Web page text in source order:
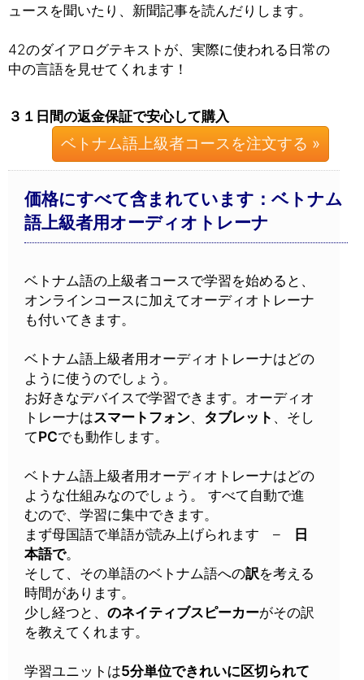
ュースを聞いたり、新聞記事を読んだりします。
42のダイアログテキストが、実際に使われる日常の
中の言語を見せてくれます！
３１日間の返金保証で安心して購入
ベトナム語上級者コースを注文する »
価格にすべて含まれています：ベトナム
語上級者用オーディオトレーナ
ベトナム語の上級者コースで学習を始めると、
オンラインコースに加えてオーディオトレーナ
も付いてきます。
ベトナム語上級者用オーディオトレーナはどの
ように使うのでしょう。
お好きなデバイスで学習できます。オーディオ
トレーナはスマートフォン、 タブレット 、そし
てPCでも動作します。
ベトナム語上級者用オーディオトレーナはどの
ような仕組みなのでしょう。 すべて自動で進
むので、学習に集中できます。
まず母国語で単語が読み上げられます – 日
本語で。
そして、その単語のベトナム語への訳を考える
時間があります。
少し経つと、 のネイティブスピーカーがその訳
を教えてくれます。
学習ユニットは5分単位できれいに区切られて